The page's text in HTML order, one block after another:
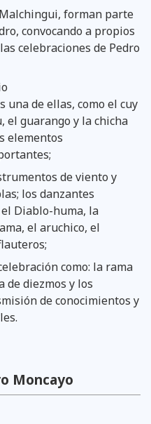
forman parte
convocando a propios
celebraciones de Pedro
una de ellas, como el cuy
el guarango y la chicha
elementos
de viento y
los danzantes
Diablo-huma, la
el aruchico, el
como: la rama
de diezmos y los
de conocimientos y
Moncayo